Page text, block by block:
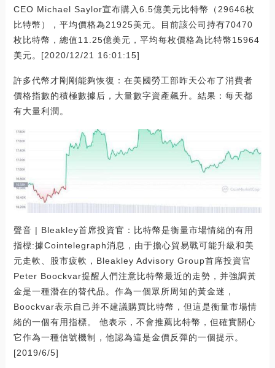
CEO Michael Saylor宣布購入6.5億美元比特幣（29646枚
比特幣），平均價格為21925美元。目前該公司持有70470
枚比特幣，總值11.25億美元，平均每枚價格為比特幣15964
美元。[2020/12/21 16:01:15]
許多代幣才剛剛能夠恢復：在美國勞工部昨天公布了消費者
價格指數的積極數據后，大量數字資產飆升。結果：每天都
有大量利潤。
聲音 | Bleakley首席投資官：比特幣是衡量市場情緒的有用
指標:據Cointelegraph消息，由于擔心貿易戰可能升級和美
元走軟、股市疲軟，Bleakley Advisory Group首席投資官
Peter Boockvar提醒人們注意比特幣最近的走勢，并強調黃
金是一種潛在的替代品。作為一個眾所周知的黃金迷，
Boockvar表示自己并不建議購買比特幣，但這是衡量市場情
緒的一個有用指標。 他表示，不會推薦比特幣，但確實關心
它作為一種信號機制，他認為這是金價反彈的一個提示。
[2019/6/5]